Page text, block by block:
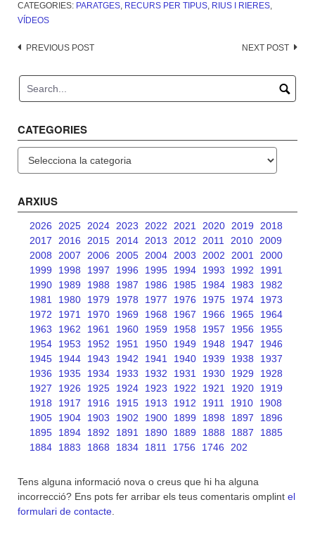
CATEGORIES: PARATGES, RECURS PER TIPUS, RIUS I RIERES,
VÍDEOS
Post
PREVIOUS POST NEXT POST
CATEGORIES
ARXIUS
2026 2025 2024 2023 2022 2021 2020 2019
2018
2017
2016 2015 2014 2013 2012 2011 2010 2009
2008
2007 2006 2005 2004 2003 2002 2001
2000
1999
1998 1997 1996 1995 1994 1993 1992
1991
1990
1989 1988 1987 1986 1985 1984 1983
1982
1981
1980 1979 1978 1977 1976 1975 1974
1973
1972
1971 1970 1969 1968 1967 1966 1965
1964
1963
1962 1961 1960 1959 1958 1957 1956
1955
1954
1953 1952 1951 1950 1949 1948 1947
1946
1945
1944 1943 1942 1941 1940 1939 1938
1937
1936
1935 1934 1933 1932 1931 1930 1929
1928
1927
1926 1925 1924 1923 1922 1921 1920
1919
1918
1917 1916 1915 1913 1912 1911 1910
1908
1905
1904 1903 1902 1900 1899 1898 1897
1896
1895
1894 1892 1891 1890 1889 1888 1887
1885
1884
1883 1868 1834 1811 1756 1746 202
Tens alguna informació nova o creus que hi ha alguna
incorrecció? Ens pots fer arribar els teus comentaris omplint el
formulari de contacte.